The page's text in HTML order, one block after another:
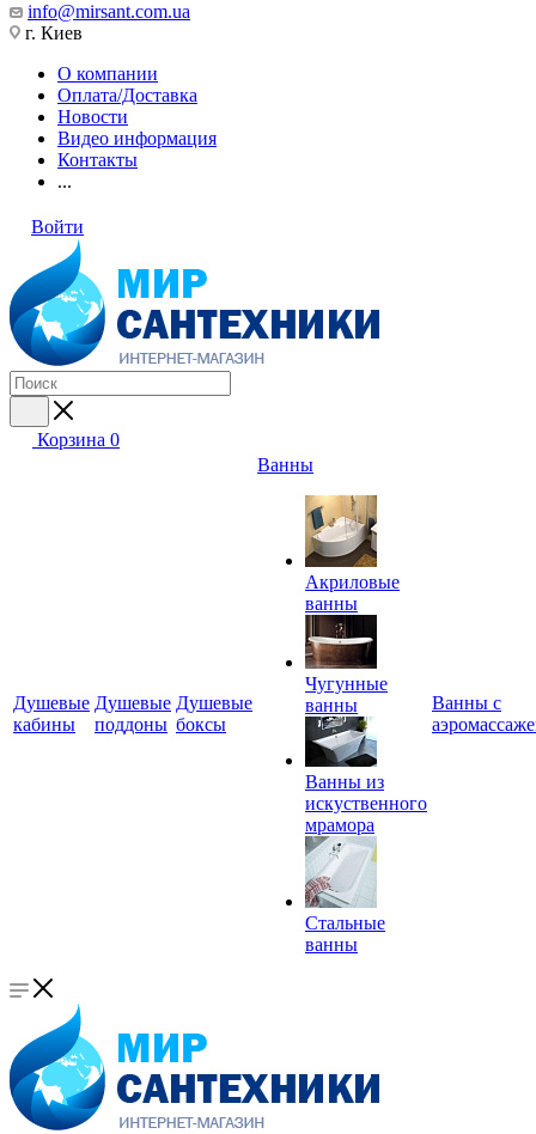
info@mirsant.com.ua
г. Киев
О компании
Оплата/Доставка
Новости
Видео информация
Контакты
...
Войти
Корзина 0
Душевые
кабины
Душевые
поддоны
Душевые
боксы
Ванны
Акриловые
ванны
Чугунные
ванны
Ванны из
искуственного
мрамора
Стальные
ванны
Ванны с